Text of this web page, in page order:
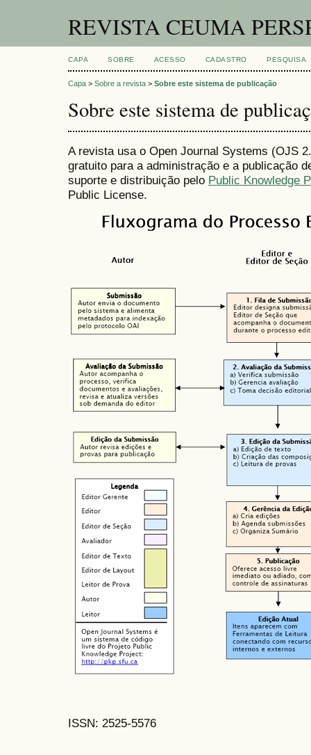
REVISTA CEUMA
CAPA SOBRE ACESSO CADASTRO PESQUISA
Capa > Sobre a revista > Sobre este sistema de publicação
Sobre este sistema de
A revista usa o Open Journal Systems (OJS
gratuito para a administração e a publicação
suporte e distribuição pelo Public Knowledge
Public License.
ISSN: 2525-5576